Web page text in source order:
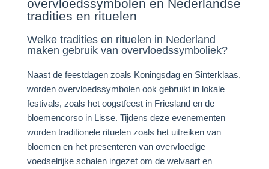
overvloedssymbolen en Nederlandse
tradities en rituelen
Welke tradities en rituelen in Nederland
maken gebruik van overvloedssymboliek?
Naast de feestdagen zoals Koningsdag en Sinterklaas,
worden overvloedssymbolen ook gebruikt in lokale
festivals, zoals het oogstfeest in Friesland en de
bloemencorso in Lisse. Tijdens deze evenementen
worden traditionele rituelen zoals het uitreiken van
bloemen en het presenteren van overvloedige
voedselrijke schalen ingezet om de welvaart en